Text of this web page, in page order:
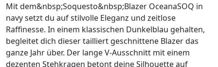
Mit dem&nbsp;Soquesto&nbsp;Blazer OceanaSOQ in
navy setzt du auf stilvolle Eleganz und zeitlose
Raffinesse. In einem klassischen Dunkelblau gehalten,
begleitet dich dieser tailliert geschnittene Blazer das
ganze Jahr über. Der lange V-Ausschnitt mit einem
dezenten Stehkragen betont deine Silhouette auf